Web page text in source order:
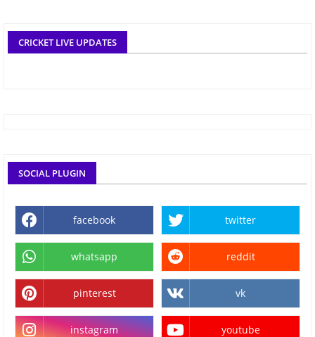
CRICKET LIVE UPDATES
SOCIAL PLUGIN
facebook twitter
whatsapp reddit
pinterest vk
instagram youtube